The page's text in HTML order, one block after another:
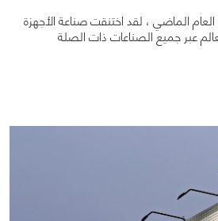
بدءًا من بداية جائحة COVID العام الماضي ، لقد اختنقت صناعة الأجهزة
عبر جميع الصناعات ذات الصلة